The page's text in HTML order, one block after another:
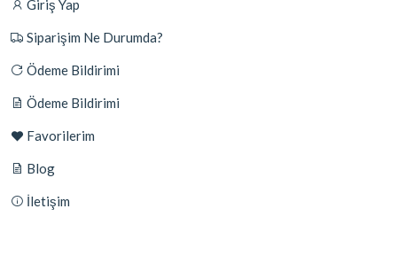
Giriş Yap
Siparişim Ne Durumda?
Ödeme Bildirimi
Ödeme Bildirimi
Favorilerim
Blog
İletişim